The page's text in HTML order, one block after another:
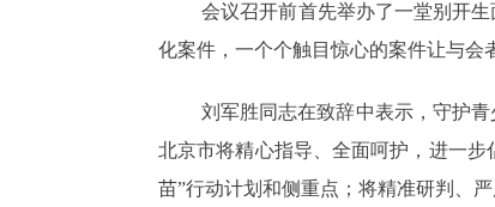
会议召开前首先举办了一堂别开
化案件，一个个触目惊心的案件让与会
刘军胜同志在致辞中表示，守护
北京市将精心指导、全面呵护，进一步
苗”行动计划和侧重点；将精准研判、